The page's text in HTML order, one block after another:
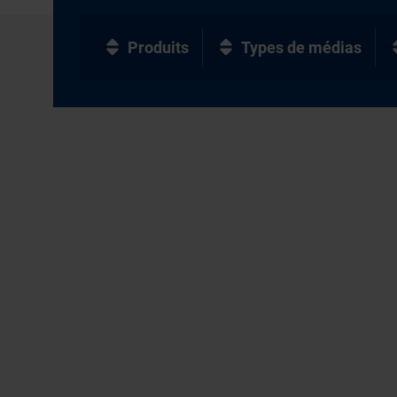
Produits Types de médias